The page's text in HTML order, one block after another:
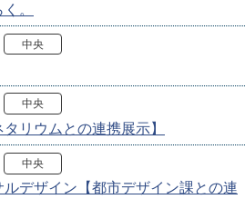
。
中央
中央
リウムとの連携展示】
中央
デザイン【都市デザイン課との連